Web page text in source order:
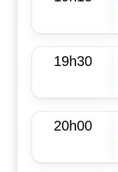
19h30
20h00